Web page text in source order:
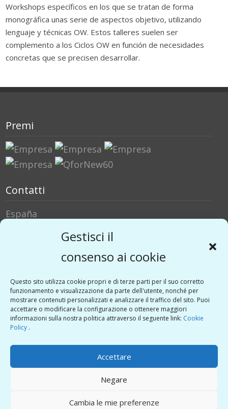
Gestisci il
consenso ai cookie
Questo sito utilizza cookie propri e di terze parti per il suo corretto
funzionamento e visualizzazione da parte dell'utente, nonché per
mostrare contenuti personalizzati e analizzare il traffico del sito. Puoi
accettare o modificare la configurazione o ottenere maggiori
informazioni sulla nostra politica attraverso il seguente link: Cookie
Policy .
Accettare
Negare
Cambia le mie preferenze
Workshops específicos en los que se tratan de forma
monográfica unas serie de aspectos objetivo, utilizando
lenguaje y técnicas OW. Estos talleres suelen ser
complemento a los Ciclos OW en función de necesidades
concretas que se precisen desarrollar.
Premi
Contatti
España
Social Media
Twitter
Linkedin
Vimeo
Guido Sicurella
Politica sulla Privacy